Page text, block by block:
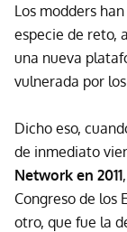
Los modders
especie de reto,
una nueva
vulnerada por
Dicho eso,
de inmediato
Network en 2011
Congreso de los
otro, que fue la